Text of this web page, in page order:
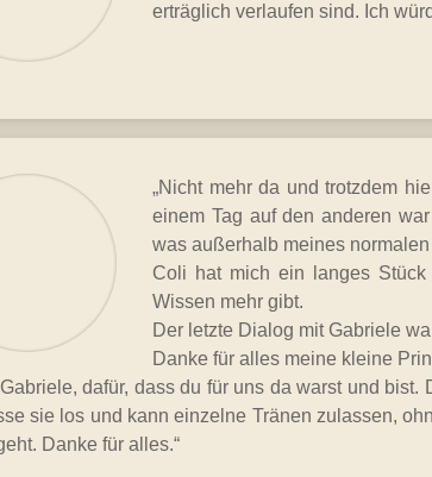
erträglich verlaufen sind. Ich
„Nicht mehr da und trotzdem
einem Tag auf den anderen
was außerhalb meines
Coli hat mich ein langes
Wissen mehr gibt.
Der letzte Dialog mit Gabriele
Danke für alles meine kleine
dafür, dass du für uns da warst und
sie los und kann einzelne Tränen zulassen,
Danke für alles.“